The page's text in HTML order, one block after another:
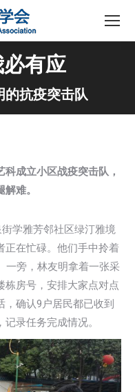
有应
抗疫突击队
科成立小区战疫突击队，
难。
学雅芳邻社区绿汀雅境
正在忙碌。他们手中拎着
一旁，林友明拿着一张采
栋房号，安排大家点对点
确认9户居民都已收到
录任务完成情况。